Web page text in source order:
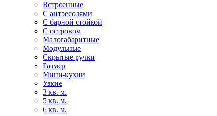
Встроенные
С антресолями
С барной стойкой
С островом
Малогабаритные
Модульные
Скрытые ручки
Размер
Мини-кухни
Узкие
3 кв. м.
5 кв. м.
6 кв. м.